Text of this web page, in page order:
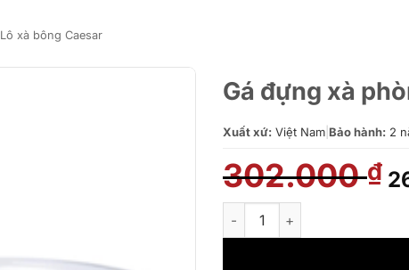
Lô xà bông Caesar
Gá đựng xà
Xuất xứ: Việt Nam Bảo hành: 2
302.000₫
Gá đựng xà phòng Q8802 số